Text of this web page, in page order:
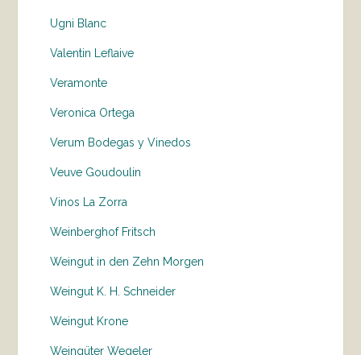
Ugni Blanc
Valentin Leflaive
Veramonte
Veronica Ortega
Verum Bodegas y Vinedos
Veuve Goudoulin
Vinos La Zorra
Weinberghof Fritsch
Weingut in den Zehn Morgen
Weingut K. H. Schneider
Weingut Krone
Weingüter Wegeler